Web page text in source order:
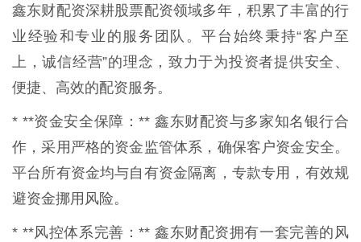
鑫东财配资深耕股票配资领域多年，积累了丰富的行
业经验和专业的服务团队。平台始终秉持“客户至
上，诚信经营”的理念，致力于为投资者提供安全、
便捷、高效的配资服务。
* **资金安全保障：** 鑫东财配资与多家知名银行合
作，采用严格的资金监管体系，确保客户资金安全。
平台所有资金均与自有资金隔离，专款专用，有效规
避资金挪用风险。
* **风控体系完善：** 鑫东财配资拥有一套完善的风